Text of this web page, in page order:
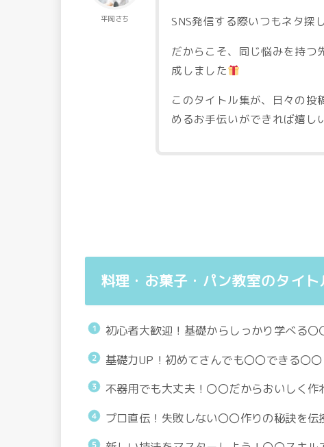
平岡さち
SNS発信する際いつもネタ探
だからこそ、同じ悩みを持つ
成しました
このタイトル集が、日々の投
めるお手伝いができれば嬉し
料理・お菓子・パン教室のタイト
初心者大歓迎！基礎からしっかり学べる〇
基礎力UP！初めてさんでも〇〇できる〇
不器用でも大丈夫！〇〇だからおいしく作
プロ直伝！失敗しない〇〇作りの秘訣を伝